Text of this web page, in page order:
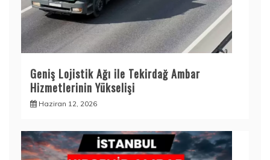
Geniş Lojistik Ağı ile Tekirdağ Ambar
Hizmetlerinin Yükselişi
Haziran 12, 2026